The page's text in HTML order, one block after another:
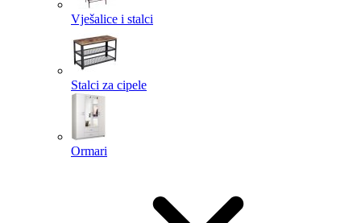
Vješalice i stalci
Stalci za cipele
Ormari